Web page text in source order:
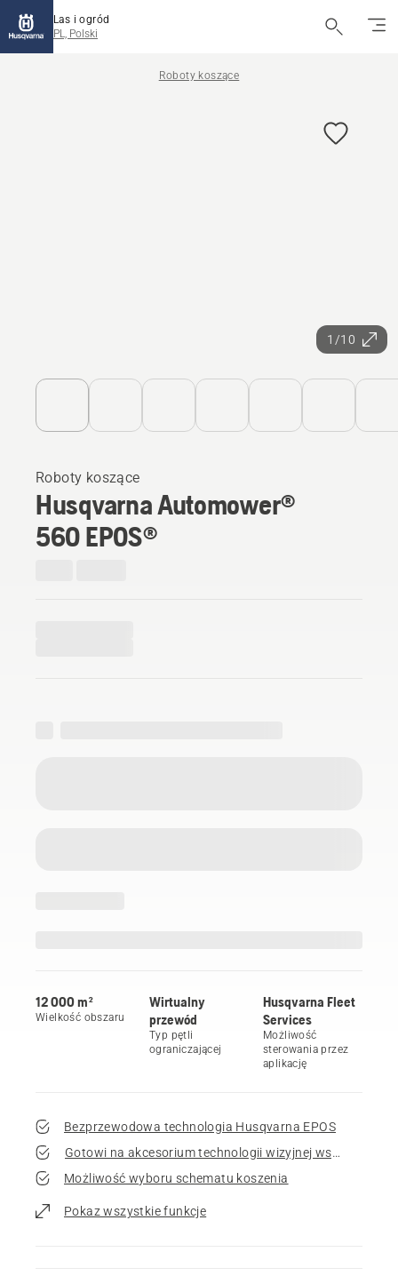
Las i ogród
PL, Polski
Roboty koszące
1/10
Roboty koszące
Husqvarna Automower®
560 EPOS®
12 000 m²
Wielkość obszaru
Wirtualny
przewód
Typ pętli
ograniczającej
Husqvarna Fleet
Services
Możliwość
sterowania przez
aplikację
Bezprzewodowa technologia Husqvarna EPOS
Gotowi na akcesorium technologii wizyjnej
Możliwość wyboru schematu koszenia
Pokaz wszystkie funkcje